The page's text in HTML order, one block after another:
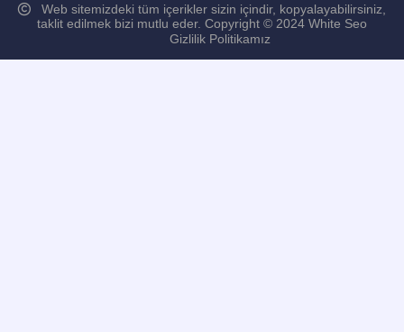
Web sitemizdeki tüm içerikler sizin içindir, kopyalayabilirsiniz,
taklit edilmek bizi mutlu eder. Copyright © 2024 White Seo
Gizlilik Politikamız